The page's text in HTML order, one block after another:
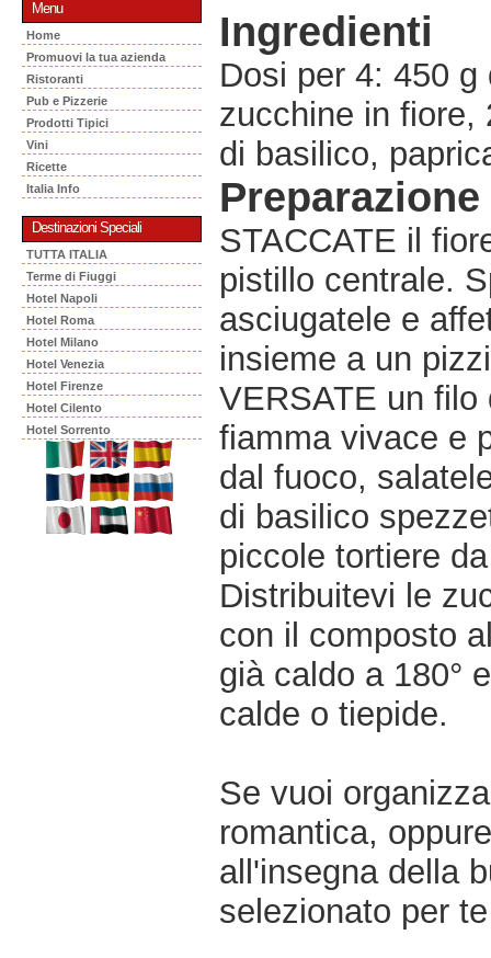
Menu
Home
Promuovi la tua azienda
Ristoranti
Pub e Pizzerie
Prodotti Tipici
Vini
Ricette
Italia Info
Destinazioni Speciali
TUTTA ITALIA
Terme di Fiuggi
Hotel Napoli
Hotel Roma
Hotel Milano
Hotel Venezia
Hotel Firenze
Hotel Cilento
Hotel Sorrento
Ingredienti
Dosi per 4: 450
zucchine in fiore,
di basilico,
Preparazione
STACCATE il
pistillo centrale.
asciugatele e
insieme a un
VERSATE un
fiamma vivace e
dal fuoco,
di basilico
piccole tortiere
Distribuitevi le
con il composto
già caldo a 180°
calde o tiepide.
Se vuoi
romantica,
all'insegna della
selezionato per